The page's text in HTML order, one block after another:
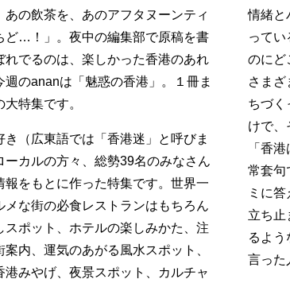
あの飲茶を、あのアフタヌーンティ
ど…！」。夜中の編集部で原稿を書
れでるのは、楽しかった香港のあれ
週のananは「魅惑の香港」。１冊ま
特集です。
き（広東語では「香港迷」と呼びま
ーカルの方々、総勢39名のみなさん
報をもとに作った特集です。世界一
メな街の必食レストランはもちろん
スポット、ホテルの楽しみかた、注
案内、運気のあがる風水スポット、
港みやげ、夜景スポット、カルチャ
情緒と
って
のにど
さま
ちづく
けで、
「香
常套句
ミに
立ち止
るよう
言った